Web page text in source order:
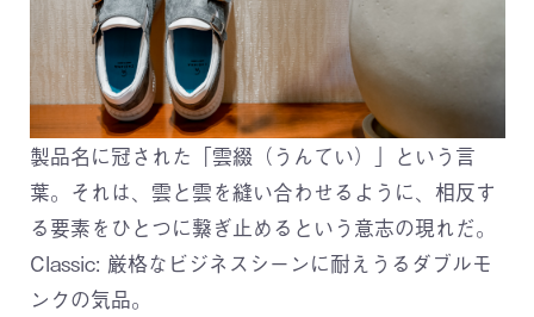
製品名に冠された「雲綴（うんてい）」という言
葉。それは、雲と雲を縫い合わせるように、相反す
る要素をひとつに繋ぎ止めるという意志の現れだ。
Classic: 厳格なビジネスシーンに耐えうるダブルモ
ンクの気品。